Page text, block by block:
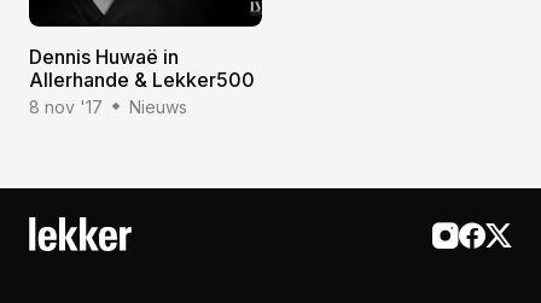
Dennis Huwaë in
Allerhande & Lekker500
8 nov '17 Nieuws